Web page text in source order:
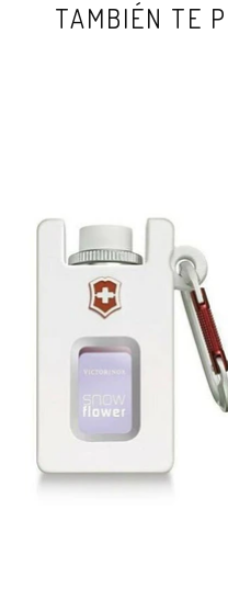
TAMBIÉN TE